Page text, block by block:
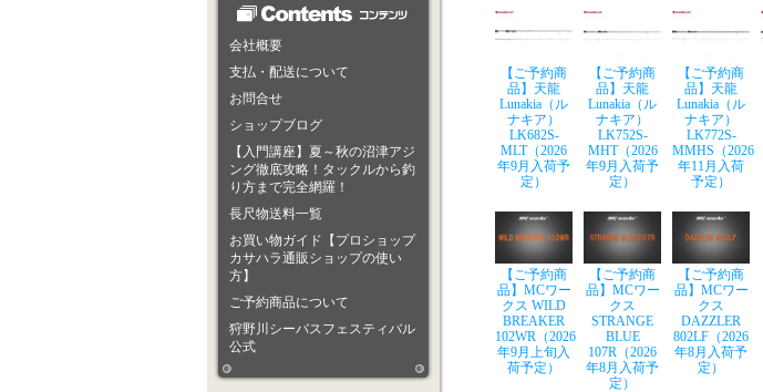
会社概要
支払・配送について
お問合せ
ショップブログ
【入門講座】夏～秋の沼津アジ
ング徹底攻略！タックルから釣
り方まで完全網羅！
長尺物送料一覧
お買い物ガイド【プロショップ
カサハラ通販ショップの使い
方】
ご予約商品について
狩野川シーバスフェスティバル
公式
【ご予約商
品】天龍
Lunakia（ル
ナキア）
LK682S-
MLT（2026
年9月入荷予
定）
【ご予約商
品】天龍
Lunakia（ル
ナキア）
LK752S-
MHT（2026
年9月入荷予
定）
【ご予約商
品】天龍
Lunakia（ル
ナキア）
LK772S-
MMHS（2026
年11月入荷
予定）
【ご予約商
品】MCワー
クス WILD
BREAKER
102WR（2026
年9月上旬入
荷予定）
【ご予約商
品】MCワー
クス
STRANGE
BLUE
107R（2026
年8月入荷予
定）
【ご予約商
品】MCワー
クス
DAZZLER
802LF（2026
年8月入荷予
定）